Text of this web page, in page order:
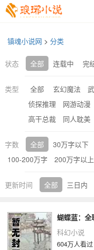
镇魂小说网 > 分类
状态 全部 连载中 完
类型 全部 玄幻魔法
侦探推理
网游动漫
高干总裁
同人耽美
字数 全部 30万字以下
100-200万字
200万字以上
更新时间 全部 三日内
蝴蝶蓝：全
科幻小说
604万人看过